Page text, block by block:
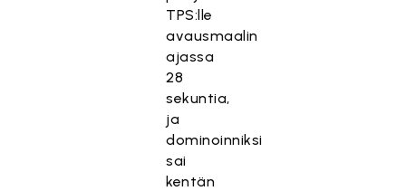
TPS:lle
avausmaalin
ajassa
28
sekuntia,
ja
dominoinniksi
sai
kentän